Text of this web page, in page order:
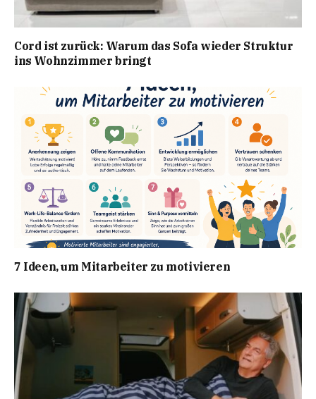
Cord ist zurück: Warum das Sofa wieder Struktur
ins Wohnzimmer bringt
7 Ideen, um Mitarbeiter zu motivieren